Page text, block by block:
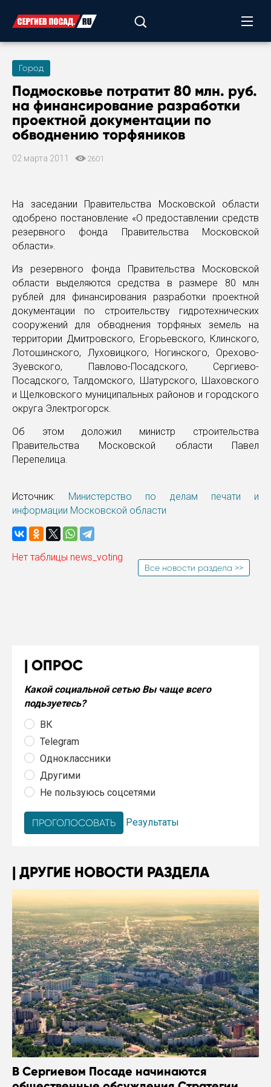
Город
Подмосковье потратит 80 млн. руб.
на финансирование разработки
проектной документации по
обводнению торфяников
02 марта 2011 2601
На заседании Правительства Московской области
одобрено постановление «О предоставлении средств
резервного фонда Правительства Московской
области».
Из резервного фонда Правительства Московской
области выделяются средства в размере 80 млн
рублей для финансирования разработки проектной
документации по строительству гидротехнических
сооружений для обводнения торфяных земель на
территории Дмитровского, Егорьевского, Клинского,
Лотошинского, Луховицкого, Ногинского, Орехово-
Зуевского, Павлово-Посадского, Сергиево-
Посадского, Талдомского, Шатурского, Шаховского
и Щелковского муниципальных районов и городского
округа Электрогорск.
Об этом доложил министр строительства
Правительства Московской области Павел
Перепелица.
Источник: Министерство по делам печати и
информации Московской области
Нет таблицы news_voting
Все новости раздела >>
ОПРОС
Какой социальной сетью Вы чаще всего
подьзуетесь?
ВК
Telegram
Одноклассники
Другими
Не пользуюсь соцсетями
Результаты
ДРУГИЕ НОВОСТИ РАЗДЕЛА
В Сергиевом Посаде начинаются